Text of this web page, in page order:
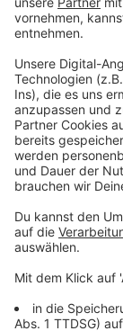
dass die
könne und
Auf
Initiative zur
erste
einsatzbereit
2027 stehen.
gegen
europäischer
unbemannter
Anzeige